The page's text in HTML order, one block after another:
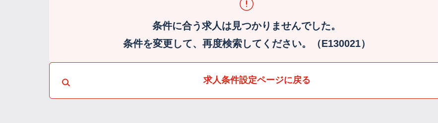
条件に合う求人は見つかりませんでした。
条件を変更して、再度検索してください。（E130021）
求人条件設定ページに戻る